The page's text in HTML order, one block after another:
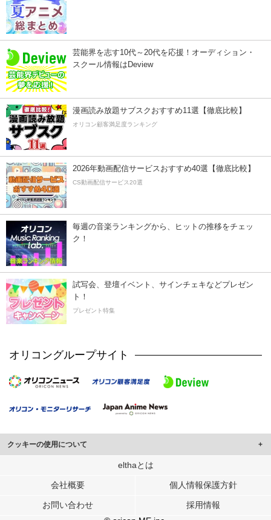
芸能界を志す10代～20代を応援！オーディション・
スクール情報はDeview
漫画読み放題サブスクおすすめ11選【徹底比較】
オリコン顧客満足度ランキング
2026年動画配信サービスおすすめ40選【徹底比較】
CS動画配信サービス20選
毎週の音楽ランキングから、ヒットの推移をチェッ
ク！
試写会、登壇イベント、サインチェキなどプレゼン
ト！
プレゼント特集
オリコングループサイト
クッキーの使用について
このサイトでは Cookie を使用して、ユーザーに合わせたコンテンツや広告の
行っています。
メディアや広告配信、データ解析の各パートナーに提供しています。
各パートナーは、この情報とユーザーが各パートナーに提供した他の情報や、
elthaとは
会社概要 個人情報保護方針
お問い合わせ
採用情報